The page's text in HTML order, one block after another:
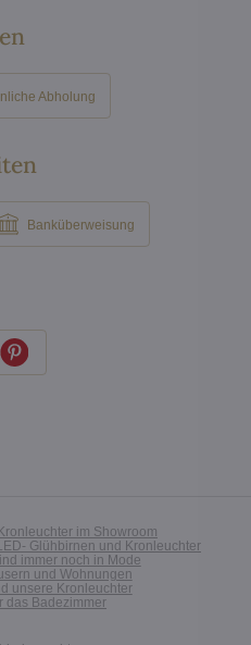
Abholung
Banküberweisung
Kronleuchter im Showroom
Glühbirnen und Kronleuchter
immer noch in Mode
und Wohnungen
unsere Kronleuchter
das Badezimmer